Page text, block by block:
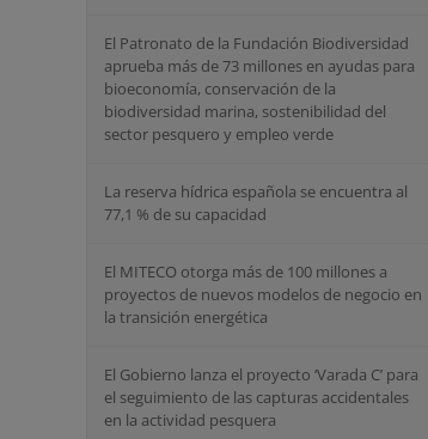
El Patronato de la Fundación Biodiversidad
aprueba más de 73 millones en ayudas para
bioeconomía, conservación de la
biodiversidad marina, sostenibilidad del
sector pesquero y empleo verde
La reserva hídrica española se encuentra al
77,1 % de su capacidad
El MITECO otorga más de 100 millones a
proyectos de nuevos modelos de negocio en
la transición energética
El Gobierno lanza el proyecto ‘Varada C’ para
el seguimiento de las capturas accidentales
en la actividad pesquera